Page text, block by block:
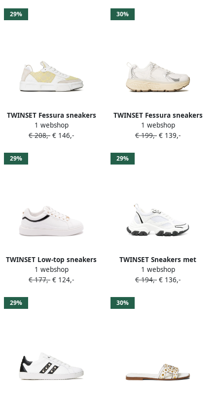
29%
TWINSET Fessura sneakers
met vlak met monogram
Wit
1 webshop
€ 208,- € 146,-
30%
TWINSET Fessura sneakers
met metallic vlak Wit
1 webshop
€ 199,- € 139,-
29%
TWINSET Low-top sneakers
met leren afwerking Wit
1 webshop
€ 177,- € 124,-
29%
TWINSET Sneakers met
mesh vlakken Wit
1 webshop
€ 194,- € 136,-
29% 30%